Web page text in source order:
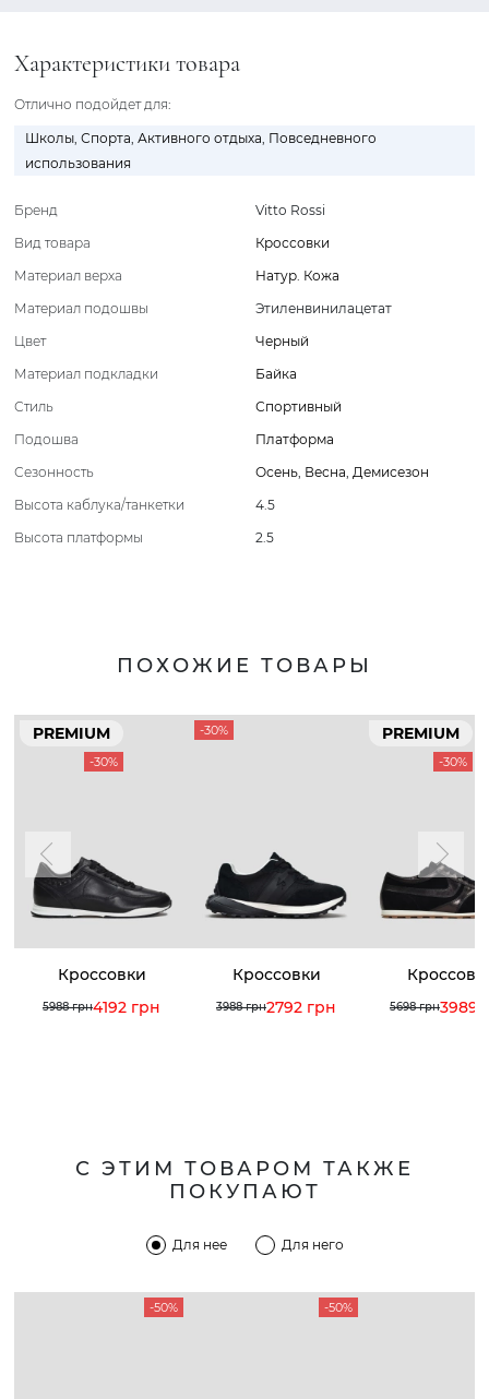
Характеристики товара
Отлично подойдет для:
Школы, Спорта, Активного отдыха, Повседневного
использования
Бренд
Vitto Rossi
Вид товара
Кроссовки
Материал верха
Натур. Кожа
Материал подошвы
Этиленвинилацетат
Цвет
Черный
Материал подкладки
Байка
Стиль
Спортивный
Подошва
Платформа
Сезонность
Осень, Весна, Демисезон
Высота каблука/танкетки
4.5
Высота платформы
2.5
ПОХОЖИЕ ТОВАРЫ
PREMIUM
-30%
Кроссовки
5988 грн4192 грн
-30%
Кроссовки
3988 грн2792 грн
PREMIUM
-30%
5698 грн3989
С ЭТИМ ТОВАРОМ ТАКЖЕ
ПОКУПАЮТ
Для нее Для него
-50% -50%